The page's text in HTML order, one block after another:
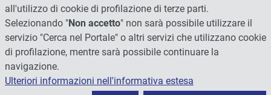
all'utilizzo di cookie di profilazione di terze parti.
Selezionando "Non accetto" non sarà possibile utilizzare il
servizio "Cerca nel Portale" o altri servizi che utilizzano cookie
di profilazione, mentre sarà possibile continuare la
navigazione.
Ulteriori informazioni nell'informativa estesa